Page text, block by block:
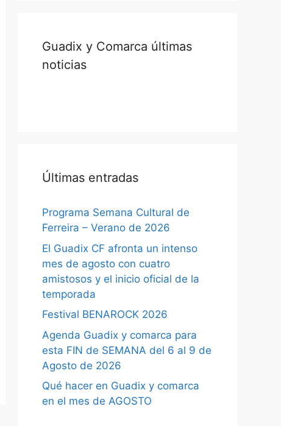
Guadix y Comarca últimas
noticias
Últimas entradas
Programa Semana Cultural de
Ferreira – Verano de 2026
El Guadix CF afronta un intenso
mes de agosto con cuatro
amistosos y el inicio oficial de la
temporada
Festival BENAROCK 2026
Agenda Guadix y comarca para
esta FIN de SEMANA del 6 al 9 de
Agosto de 2026
Qué hacer en Guadix y comarca
en el mes de AGOSTO